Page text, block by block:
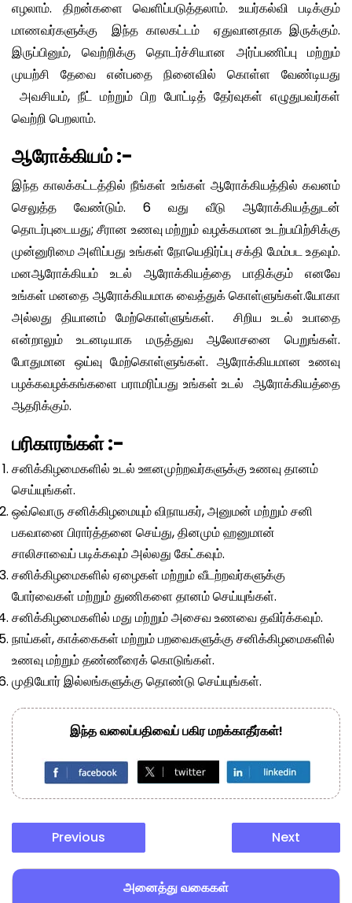
எழலாம். திறன்களை வெளிப்படுத்தலாம். உயர்கல்வி படிக்கும்
மாணவர்களுக்கு இந்த காலகட்டம் ஏதுவானதாக இருக்கும்.
இருப்பினும், வெற்றிக்கு தொடர்ச்சியான அர்ப்பணிப்பு மற்றும்
முயற்சி தேவை என்பதை நினைவில் கொள்ள வேண்டியது
அவசியம், நீட் மற்றும் பிற போட்டித் தேர்வுகள் எழுதுபவர்கள்
வெற்றி பெறலாம்.
ஆரோக்கியம் :-
இந்த காலக்கட்டத்தில் நீங்கள் உங்கள் ஆரோக்கியத்தில் கவனம்
செலுத்த வேண்டும். 6 வது வீடு ஆரோக்கியத்துடன்
தொடர்புடையது; சீரான உணவு மற்றும் வழக்கமான உடற்பயிற்சிக்கு
முன்னுரிமை அளிப்பது உங்கள் நோயெதிர்ப்பு சக்தி மேம்பட உதவும்.
மனஆரோக்கியம் உடல் ஆரோக்கியத்தை பாதிக்கும் எனவே
உங்கள் மனதை ஆரோக்கியமாக வைத்துக் கொள்ளுங்கள்.யோகா
அல்லது தியானம் மேற்கொள்ளுங்கள். சிறிய உடல் உபாதை
என்றாலும் உடனடியாக மருத்துவ ஆலோசனை பெறுங்கள்.
போதுமான ஒய்வு மேற்கொள்ளுங்கள். ஆரோக்கியமான உணவு
பழக்கவழக்கங்களை பராமரிப்பது உங்கள் உடல் ஆரோக்கியத்தை
ஆதரிக்கும்.
பரிகாரங்கள் :-
சனிக்கிழமைகளில் உடல் ஊனமுற்றவர்களுக்கு உணவு தானம்
செய்யுங்கள்.
ஒவ்வொரு சனிக்கிழமையும் விநாயகர், அனுமன் மற்றும் சனி
பகவானை பிரார்த்தனை செய்து, தினமும் ஹனுமான்
சாலிசாவைப் படிக்கவும் அல்லது கேட்கவும்.
சனிக்கிழமைகளில் ஏழைகள் மற்றும் வீடற்றவர்களுக்கு
போர்வைகள் மற்றும் துணிகளை தானம் செய்யுங்கள்.
சனிக்கிழமைகளில் மது மற்றும் அசைவ உணவை தவிர்க்கவும்.
நாய்கள், காக்கைகள் மற்றும் பறவைகளுக்கு சனிக்கிழமைகளில்
உணவு மற்றும் தண்ணீரைக் கொடுங்கள்.
முதியோர் இல்லங்களுக்கு தொண்டு செய்யுங்கள்.
இந்த வலைப்பதிவைப் பகிர மறக்காதீர்கள்!
Previous Next
அனைத்து வகைகள்